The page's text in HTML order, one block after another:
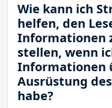
Wie kann ich
helfen, den
Informationen
stellen, wenn
Informationen
Ausrüstung
habe?